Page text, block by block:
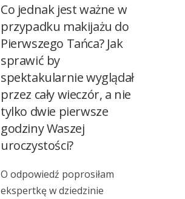
Co jednak jest ważne w
przypadku makijażu do
Pierwszego Tańca? Jak
sprawić by
spektakularnie wyglądał
przez cały wieczór, a nie
tylko dwie pierwsze
godziny Waszej
uroczystości?
O odpowiedź poprosiłam
ekspertkę w dziedzinie